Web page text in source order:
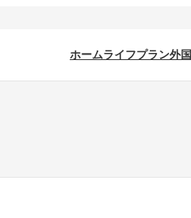
ホームライフプラン外